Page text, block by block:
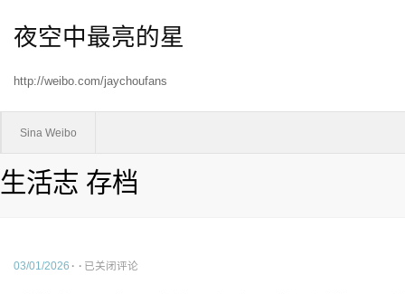
夜空中最亮的星
http://weibo.com/jaychoufans
Sina Weibo
生活志 存档
03/01/2026 · · 已关闭评论